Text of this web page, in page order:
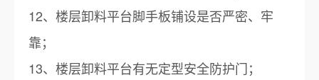
12、楼层卸料平台脚手板铺设是否严密、牢
靠；
13、楼层卸料平台有无定型安全防护门；